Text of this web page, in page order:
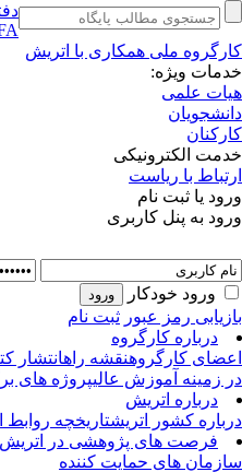
کارگروه ملی همکاری با اتریش
خدمات ویژه:
هیات علمی
دانشجویان
کارکنان
خدمت الکترونیکی
ارتباط با ریاست
ورود یا ثبت نام
ورود به پنل کاربری
ورود خودکار
بازیابی رمز عبور ثبت نام
درباره کارگروه
اعضای کارگروهنقشه راهانتشار
در زمینه آموزش عالیپروژه های
درباره اتریش
درباره کشور اتریشتاریخچه روابط
فرصت های پژوهشی در اتریش
سازمان های حمایت کننده